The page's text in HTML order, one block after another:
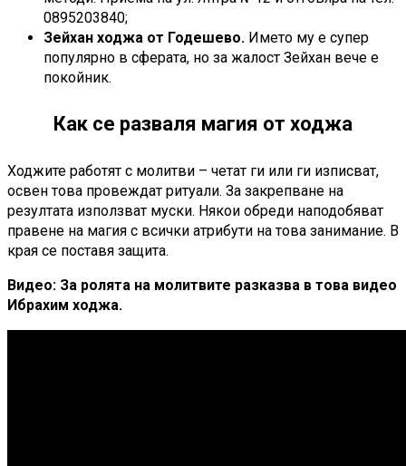
0895203840;
Зейхан ходжа от Годешево. Името му е супер
популярно в сферата, но за жалост Зейхан вече е
покойник.
Как се разваля магия от ходжа
Ходжите работят с молитви – четат ги или ги изписват,
освен това провеждат ритуали. За закрепване на
резултата използват муски. Някои обреди наподобяват
правене на магия с всички атрибути на това занимание. В
края се поставя защита.
Видео: За ролята на молитвите разказва в това видео
Ибрахим ходжа.